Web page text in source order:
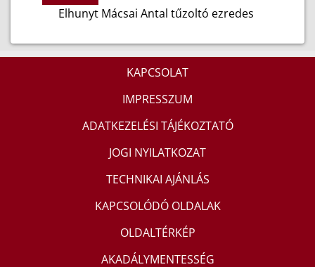
Elhunyt Mácsai Antal tűzoltó ezredes
KAPCSOLAT
IMPRESSZUM
ADATKEZELÉSI TÁJÉKOZTATÓ
JOGI NYILATKOZAT
TECHNIKAI AJÁNLÁS
KAPCSOLÓDÓ OLDALAK
OLDALTÉRKÉP
AKADÁLYMENTESSÉG